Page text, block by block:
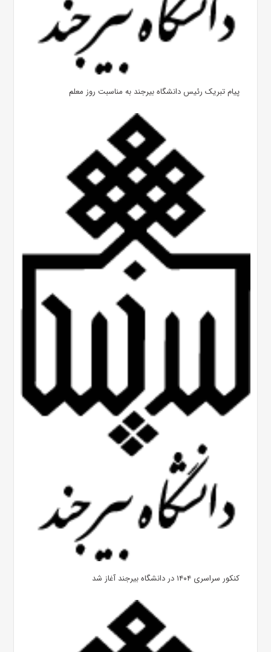
پیام تبریک رئیس دانشگاه بیرجند به مناسبت روز معلم
کنکور سراسری ۱۴۰۴ در دانشگاه بیرجند آغاز شد